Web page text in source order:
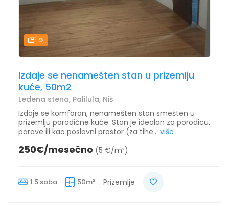
9
Izdaje se nenamešten stan u prizemlju
kuće, 50m2
Ledena stena, Palilula, Niš
Izdaje se komforan, nenamešten stan smešten u
prizemlju porodične kuće. Stan je idealan za porodicu,
parove ili kao poslovni prostor (za tihe... više
250€/mesečno (5 €/m²)
1.5 soba 50m² Prizemlje